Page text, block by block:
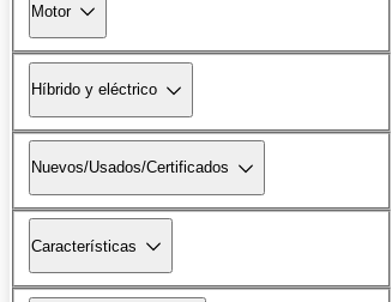
Motor
Híbrido y eléctrico
Nuevos/Usados/Certificados
Características